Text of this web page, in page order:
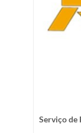
Serviço de